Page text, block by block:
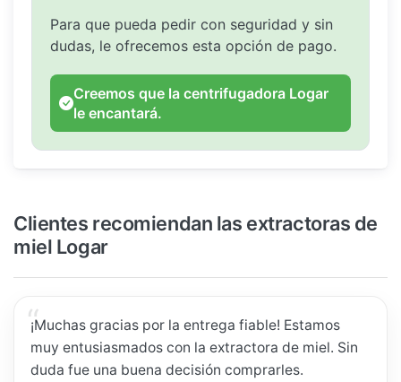
Para que pueda pedir con seguridad y sin
dudas, le ofrecemos esta opción de pago.
Creemos que la centrifugadora Logar
le encantará.
Clientes recomiendan las extractoras de
miel Logar
¡Muchas gracias por la entrega fiable! Estamos
muy entusiasmados con la extractora de miel. Sin
duda fue una buena decisión comprarles.